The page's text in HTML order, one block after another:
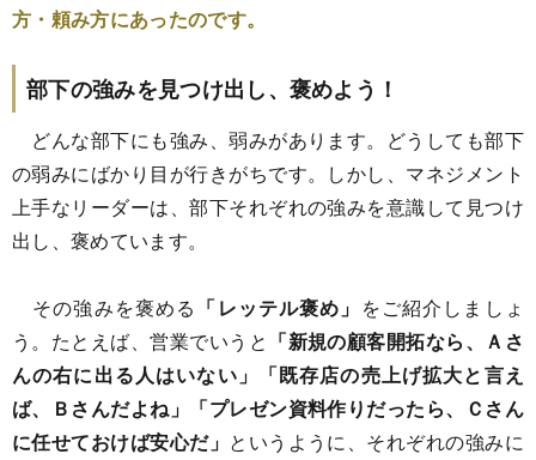
方・頼み方にあったのです。
部下の強みを見つけ出し、褒めよう！
どんな部下にも強み、弱みがあります。どうしても部下
の弱みにばかり目が行きがちです。しかし、マネジメント
上手なリーダーは、部下それぞれの強みを意識して見つけ
出し、褒めています。
その強みを褒める 「レッテル褒め」 をご紹介しましょ
う。たとえば、営業でいうと 「新規の顧客開拓なら、Ａさ
んの右に出る人はいない」「既存店の売上げ拡大と言え
ば、Ｂさんだよね」「プレゼン資料作りだったら、Ｃさん
に任せておけば安心だ」 というように、それぞれの強みに